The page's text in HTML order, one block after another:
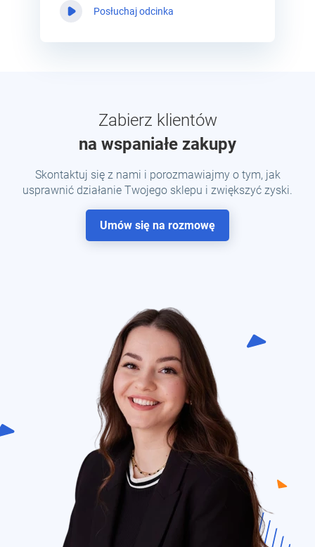
Posłuchaj odcinka
Zabierz klientów
na wspaniałe zakupy
Skontaktuj się z nami i porozmawiajmy o tym, jak
usprawnić działanie Twojego sklepu i zwiększyć zyski.
Umów się na rozmowę